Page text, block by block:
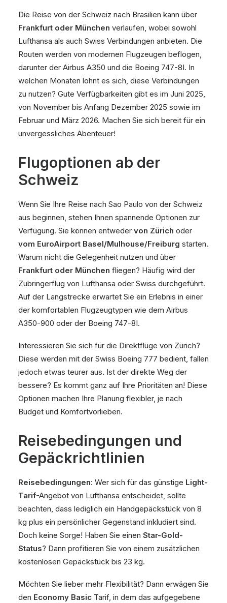
Die Reise von der Schweiz nach Brasilien kann über
Frankfurt oder München verlaufen, wobei sowohl
Lufthansa als auch Swiss Verbindungen anbieten. Die
Routen werden von modernen Flugzeugen beflogen,
darunter der Airbus A350 und die Boeing 747-8I. In
welchen Monaten lohnt es sich, diese Verbindungen
zu nutzen? Gute Verfügbarkeiten gibt es im Juni 2025,
von November bis Anfang Dezember 2025 sowie im
Februar und März 2026. Machen Sie sich bereit für ein
unvergessliches Abenteuer!
Flugoptionen ab der
Schweiz
Wenn Sie Ihre Reise nach Sao Paulo von der Schweiz
aus beginnen, stehen Ihnen spannende Optionen zur
Verfügung. Sie können entweder von Zürich oder
vom EuroAirport Basel/Mulhouse/Freiburg starten.
Warum nicht die Gelegenheit nutzen und über
Frankfurt oder München fliegen? Häufig wird der
Zubringerflug von Lufthansa oder Swiss durchgeführt.
Auf der Langstrecke erwartet Sie ein Erlebnis in einer
der komfortablen Flugzeugtypen wie dem Airbus
A350-900 oder der Boeing 747-8I.
Interessieren Sie sich für die Direktflüge von Zürich?
Diese werden mit der Swiss Boeing 777 bedient, fallen
jedoch etwas teurer aus. Ist der direkte Weg der
bessere? Es kommt ganz auf Ihre Prioritäten an! Diese
Optionen machen Ihre Planung flexibler, je nach
Budget und Komfortvorlieben.
Reisebedingungen und
Gepäckrichtlinien
Reisebedingungen: Wer sich für das günstige Light-
Tarif-Angebot von Lufthansa entscheidet, sollte
beachten, dass lediglich ein Handgepäckstück von 8
kg plus ein persönlicher Gegenstand inkludiert sind.
Doch keine Sorge! Haben Sie einen Star-Gold-
Status? Dann profitieren Sie von einem zusätzlichen
kostenlosen Gepäckstück bis 23 kg.
Möchten Sie lieber mehr Flexibilität? Dann erwägen Sie
den Economy Basic Tarif, in dem das aufgegebene